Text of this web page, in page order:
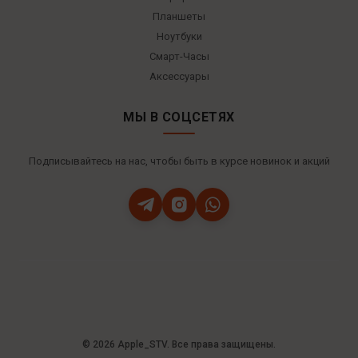
Планшеты
Ноутбуки
Смарт-Часы
Аксессуары
МЫ В СОЦСЕТЯХ
Подписывайтесь на нас, чтобы быть в курсе новинок и акций
© 2026 Apple_STV. Все права защищены.